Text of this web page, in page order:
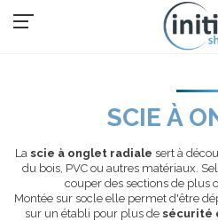
SCIE À
La scie à onglet radiale sert à
du bois, PVC ou autres matériaux.
couper des sections de plus
Montée sur socle elle permet d'être
sur un établi pour plus de sécurité